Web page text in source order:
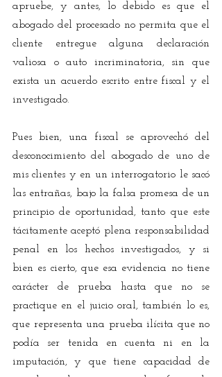
apruebe, y antes, lo debido es que el
abogado del procesado no permita que el
cliente entregue alguna declaración
valiosa o auto incriminatoria, sin que
exista un acuerdo escrito entre fiscal y el
investigado.
Pues bien, una fiscal se aprovechó del
desconocimiento del abogado de uno de
mis clientes y en un interrogatorio le sacó
las entrañas, bajo la falsa promesa de un
principio de oportunidad, tanto que este
tácitamente aceptó plena responsabilidad
penal en los hechos investigados, y si
bien es cierto, que esa evidencia no tiene
carácter de prueba hasta que no se
practique en el juicio oral, también lo es,
que representa una prueba ilícita que no
podía ser tenida en cuenta ni en la
imputación, y que tiene capacidad de